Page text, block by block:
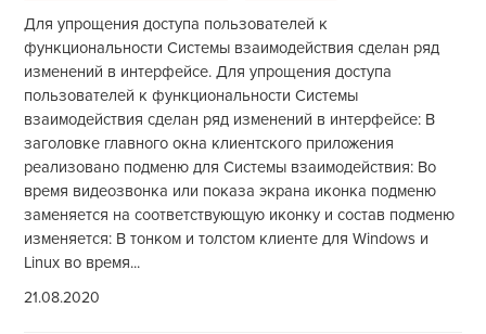
Для упрощения доступа пользователей к
функциональности Системы взаимодействия сделан ряд
изменений в интерфейсе. Для упрощения доступа
пользователей к функциональности Системы
взаимодействия сделан ряд изменений в интерфейсе: В
заголовке главного окна клиентского приложения
реализовано подменю для Системы взаимодействия: Во
время видеозвонка или показа экрана иконка подменю
заменяется на соответствующую иконку и состав подменю
изменяется: В тонком и толстом клиенте для Windows и
Linux во время...
21.08.2020